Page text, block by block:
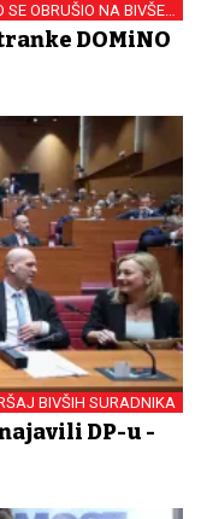
SE OBRUŠIO NA BIVŠEG
KOLEGU
DOMiNO
BIVŠIH SURADNIKA
DP-u -